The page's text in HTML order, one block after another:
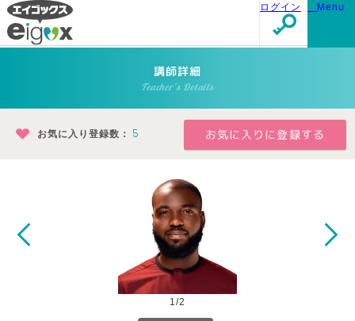
Menu
ログイン
講師詳細
Teacher's Details
1/2
お気に入り登録数： 5